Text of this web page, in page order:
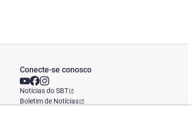
Conecte-se conosco
Notícias do SBT
Boletim de Notícias